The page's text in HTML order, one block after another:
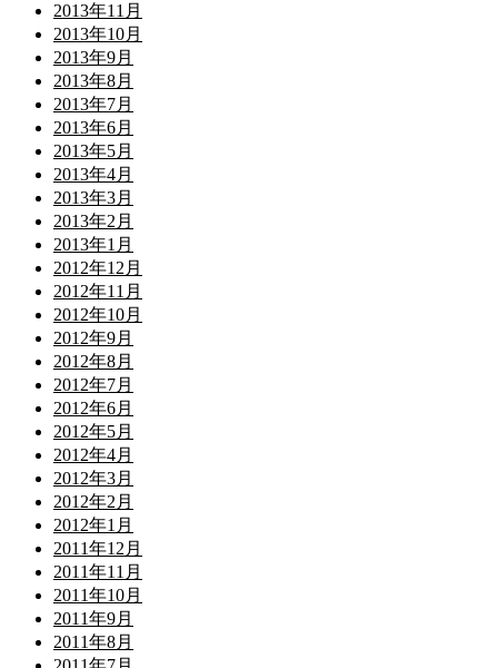
2013年11月
2013年10月
2013年9月
2013年8月
2013年7月
2013年6月
2013年5月
2013年4月
2013年3月
2013年2月
2013年1月
2012年12月
2012年11月
2012年10月
2012年9月
2012年8月
2012年7月
2012年6月
2012年5月
2012年4月
2012年3月
2012年2月
2012年1月
2011年12月
2011年11月
2011年10月
2011年9月
2011年8月